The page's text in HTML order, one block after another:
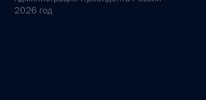
2026 год